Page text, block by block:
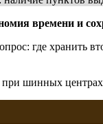
времени и
где хранить
шинных центрах